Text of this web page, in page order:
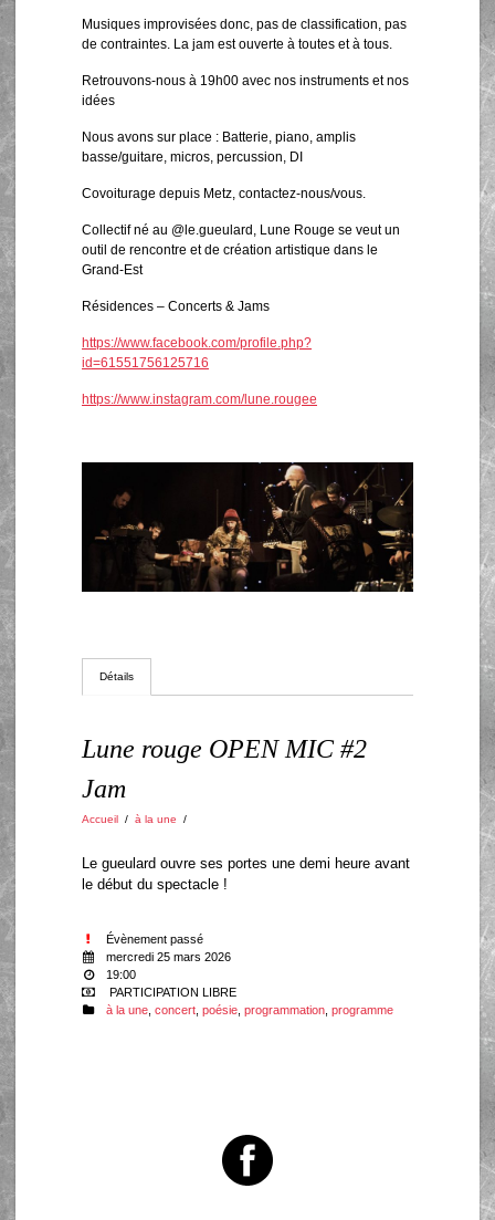
Musiques improvisées donc, pas de classification, pas
de contraintes. La jam est ouverte à toutes et à tous.
Retrouvons-nous à 19h00 avec nos instruments et nos
idées
Nous avons sur place : Batterie, piano, amplis
basse/guitare, micros, percussion, DI
Covoiturage depuis Metz, contactez-nous/vous.
Collectif né au @le.gueulard, Lune Rouge se veut un
outil de rencontre et de création artistique dans le
Grand-Est
Résidences – Concerts & Jams
https://www.facebook.com/profile.php?
id=61551756125716
https://www.instagram.com/lune.rougee
Détails
Lune rouge OPEN MIC #2
Jam
Accueil / à la une /
Le gueulard ouvre ses portes une demi heure avant
le début du spectacle !
Évènement passé
mercredi 25 mars 2026
19:00
PARTICIPATION LIBRE
à la une concert poésie programmation programme